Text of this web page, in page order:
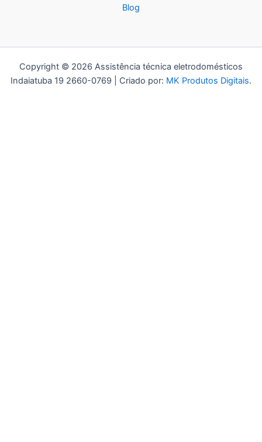
Blog
Copyright © 2026 Assistência técnica eletrodomésticos
Indaiatuba 19 2660-0769 | Criado por: MK Produtos Digitais.